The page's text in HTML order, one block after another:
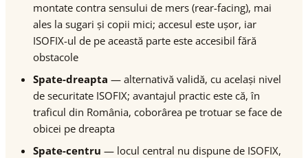
montate contra sensului de mers (rear-facing), mai
ales la sugari și copii mici; accesul este ușor, iar
ISOFIX-ul de pe această parte este accesibil fără
obstacole
Spate-dreapta — alternativă validă, cu același nivel
de securitate ISOFIX; avantajul practic este că, în
traficul din România, coborârea pe trotuar se face de
obicei pe dreapta
Spate-centru — locul central nu dispune de ISOFIX,